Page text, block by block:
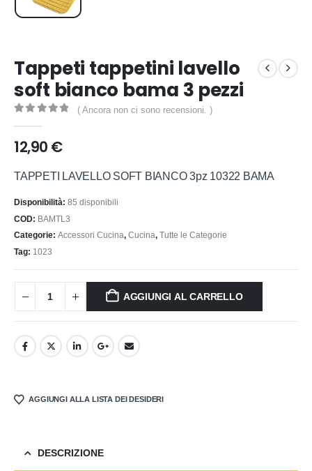
Tappeti tappetini lavello
soft bianco bama 3 pezzi
( Ancora non ci sono recensioni. )
12,90 €
TAPPETI LAVELLO SOFT BIANCO 3pz 10322 BAMA
Disponibilità: 85 disponibili
COD: BAMTL3
Categorie: Accessori Cucina, Cucina, Tutte le Categorie
Tag: 1023
AGGIUNGI AL CARRELLO
AGGIUNGI ALLA LISTA DEI DESIDERI
DESCRIZIONE